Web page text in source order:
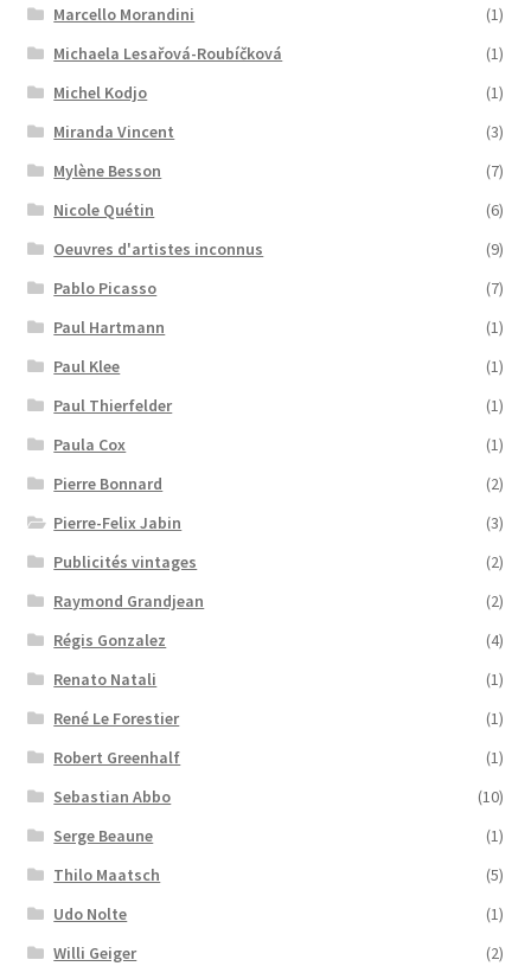
Marcello Morandini
(1)
Michaela Lesařová-Roubíčková
(1)
Michel Kodjo
(1)
Miranda Vincent
(3)
Mylène Besson
(7)
Nicole Quétin
(6)
Oeuvres d'artistes inconnus
(9)
Pablo Picasso
(7)
Paul Hartmann
(1)
Paul Klee
(1)
Paul Thierfelder
(1)
Paula Cox
(1)
Pierre Bonnard
(2)
Pierre-Felix Jabin
(3)
Publicités vintages
(2)
Raymond Grandjean
(2)
Régis Gonzalez
(4)
Renato Natali
(1)
René Le Forestier
(1)
Robert Greenhalf
(1)
Sebastian Abbo
(10)
Serge Beaune
(1)
Thilo Maatsch
(5)
Udo Nolte
(1)
Willi Geiger
(2)